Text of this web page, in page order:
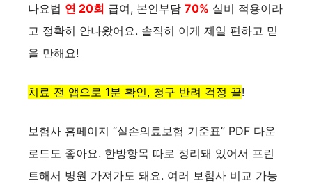
나요법 연 20회 급여, 본인부담 70% 실비 적용이라
고 정확히 안나왔어요. 솔직히 이게 제일 편하고 믿
을 만해요!
치료 전 앱으로 1분 확인, 청구 반려 걱정 끝!
보험사 홈페이지 “실손의료보험 기준표” PDF 다운
로드도 좋아요. 한방항목 따로 정리돼 있어서 프린
트해서 병원 가져가도 돼요. 여러 보험사 비교 가능